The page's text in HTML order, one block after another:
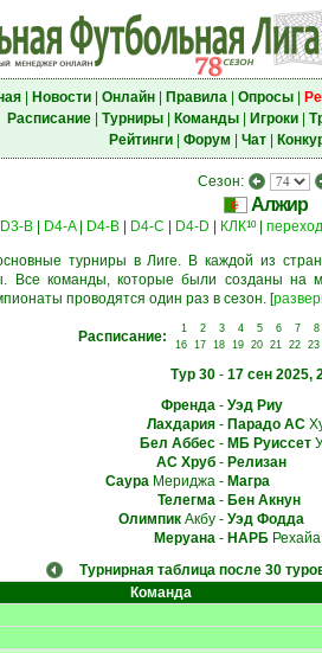
| Новости| Онлайн| Правила| Опросы|
Расписание| Турниры| Команды| Игроки|
Рейтинги| Форум Чат|
Сезон:
Алжир
D3-B| D4-A| D4-B| D4-C D4-D КЛК10|
турниры в Лиге. В каждой из
Все команды, которые были созданы на
проводятся один раз в сезон. [
Расписание: 1 2 3 4 5 6 7
8
16
17 18 19 20 21 22 23
Тур 30- 17 сен 2025,
Френда- Уэд Риу
Лахдария- Парадо АС
Бел Аббес- МБ Руиссет
АС Хруб- Релизан
СаураМериджа- Магра
Телегма- Бен Акнун
ОлимпикАкбу- Уэд Фодда
Меруана- НАРБРехайа
Турнирная таблица после 30
Команда